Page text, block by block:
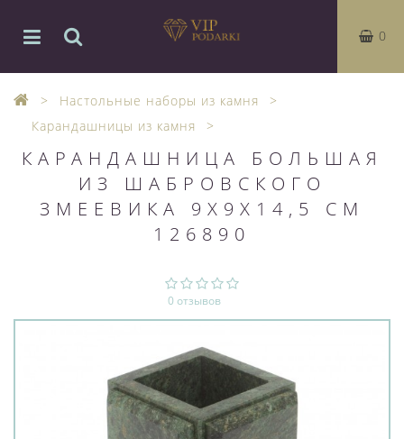
0
Настольные наборы из камня
Карандашницы из камня
КАРАНДАШНИЦА БОЛЬШАЯ
ИЗ ШАБРОВСКОГО
ЗМЕЕВИКА 9Х9Х14,5 СМ
126890
0 отзывов